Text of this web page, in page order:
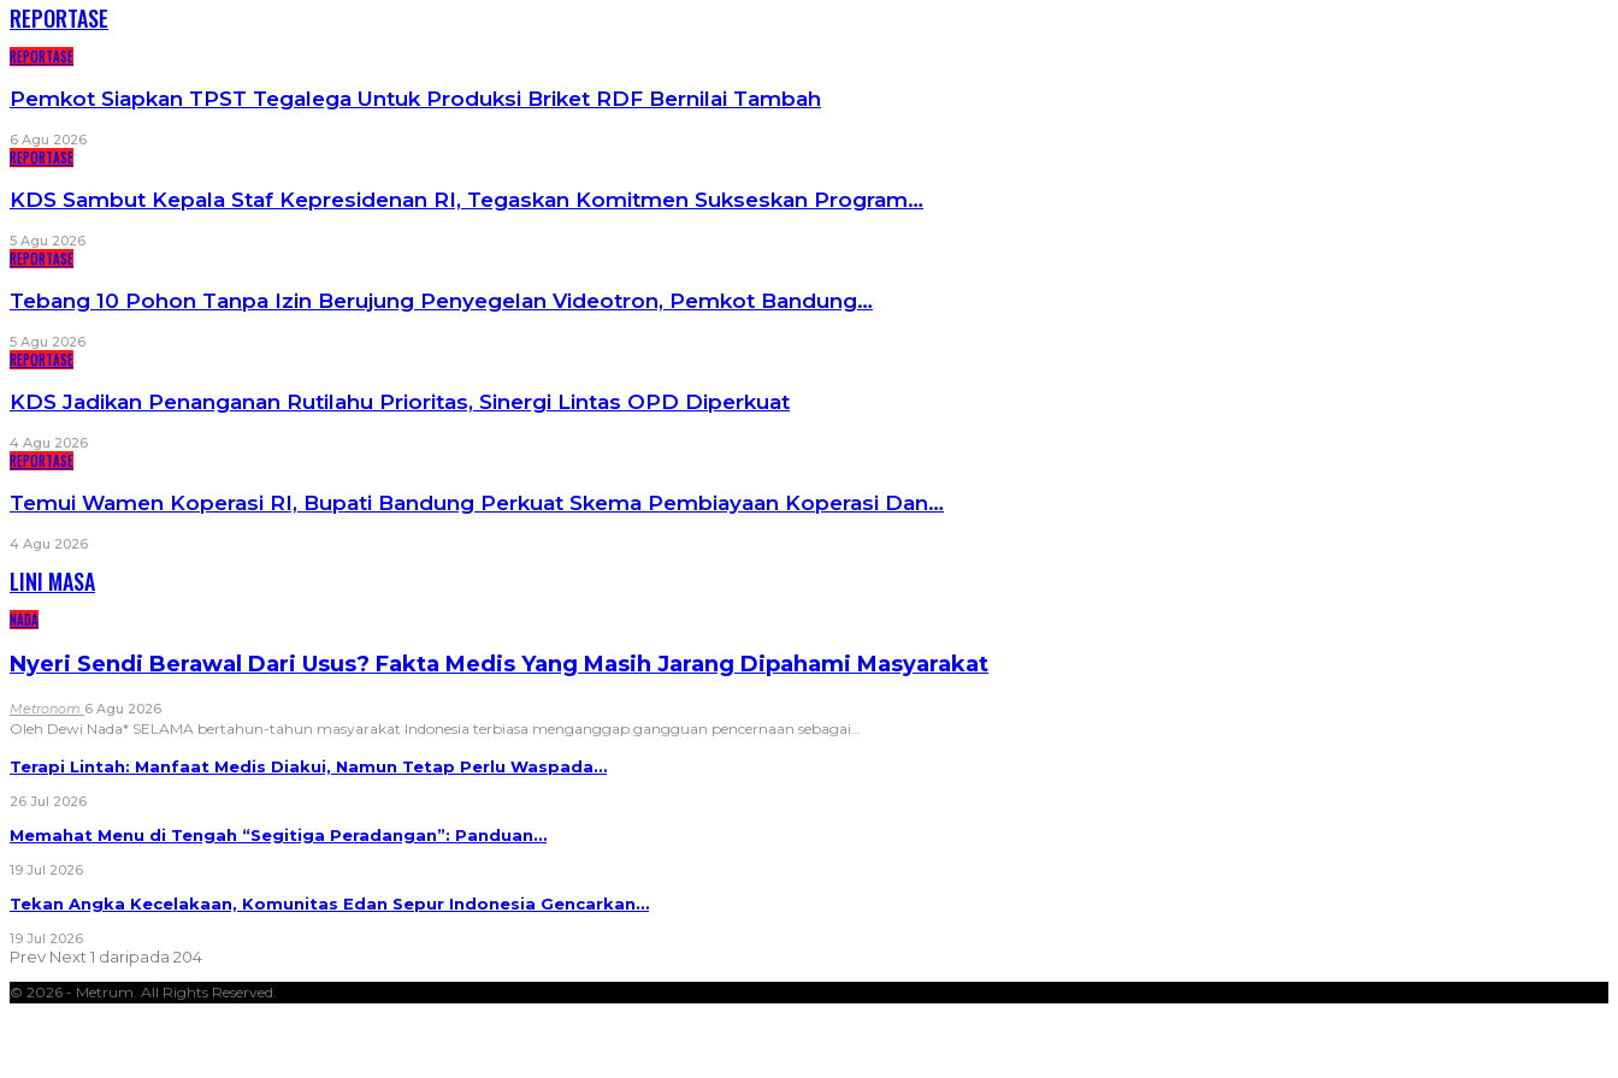
REPORTASE
REPORTASE
Pemkot Siapkan TPST Tegalega Untuk Produksi Briket RDF Bernilai Tambah
6 Agu 2026
REPORTASE
KDS Sambut Kepala Staf Kepresidenan RI, Tegaskan Komitmen Sukseskan Program…
5 Agu 2026
REPORTASE
Tebang 10 Pohon Tanpa Izin Berujung Penyegelan Videotron, Pemkot Bandung…
5 Agu 2026
REPORTASE
KDS Jadikan Penanganan Rutilahu Prioritas, Sinergi Lintas OPD Diperkuat
4 Agu 2026
REPORTASE
Temui Wamen Koperasi RI, Bupati Bandung Perkuat Skema Pembiayaan Koperasi Dan…
4 Agu 2026
LINI MASA
NADA
Nyeri Sendi Berawal Dari Usus? Fakta Medis Yang Masih Jarang Dipahami Masyarakat
Metronom 6 Agu 2026
Oleh Dewi Nada* SELAMA bertahun-tahun masyarakat Indonesia terbiasa menganggap gangguan pencernaan sebagai…
Terapi Lintah: Manfaat Medis Diakui, Namun Tetap Perlu Waspada…
26 Jul 2026
Memahat Menu di Tengah “Segitiga Peradangan”: Panduan…
19 Jul 2026
Tekan Angka Kecelakaan, Komunitas Edan Sepur Indonesia Gencarkan…
19 Jul 2026
Prev Next1 daripada 204
© 2026 - Metrum. All Rights Reserved.